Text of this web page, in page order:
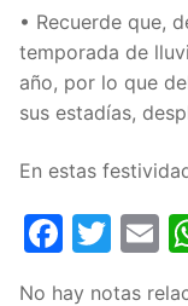
• Recuerde que,
temporada de
año, por lo que
sus estadías,
En estas
No hay notas